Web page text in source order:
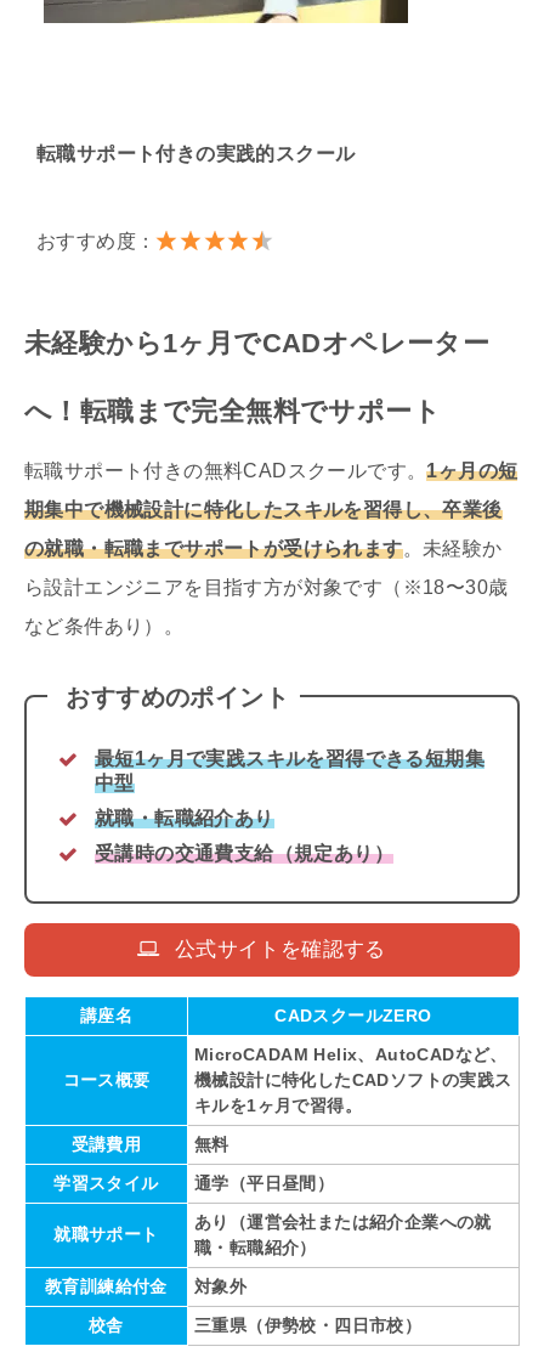
転職サポート付きの実践的スクール
おすすめ度：
未経験から1ヶ月でCADオペレーター
へ！転職まで完全無料でサポート
転職サポート付きの無料CADスクールです。1ヶ月の短
期集中で機械設計に特化したスキルを習得し、卒業後
の就職・転職までサポートが受けられます。未経験か
ら設計エンジニアを目指す方が対象です（※18〜30歳
など条件あり）。
おすすめのポイント
最短1ヶ月で実践スキルを習得できる短期集
中型
就職・転職紹介あり
受講時の交通費支給（規定あり）
公式サイトを確認する
講座名 CADスクールZERO
コース概要
MicroCADAM Helix、AutoCADなど、
機械設計に特化したCADソフトの実践ス
キルを1ヶ月で習得。
受講費用
無料
学習スタイル
通学（平日昼間）
就職サポート
あり（運営会社または紹介企業への就
職・転職紹介）
教育訓練給付金
対象外
校舎
三重県（伊勢校・四日市校）